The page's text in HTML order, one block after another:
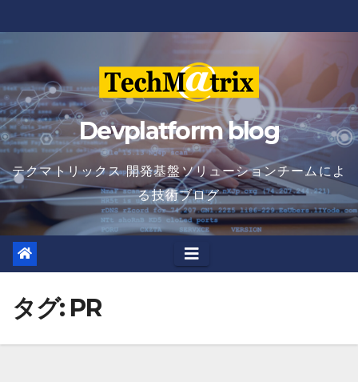
to
content
Devplatform blog
テクマトリックス 開発基盤ソリューションチームによ
る技術ブログ
タグ: PR